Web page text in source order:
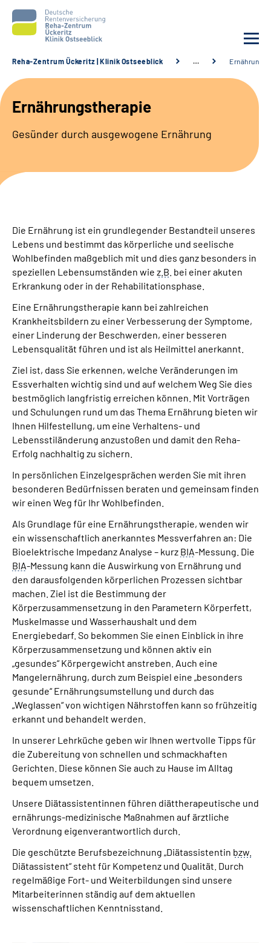
Unsere Klinik
Unsere Angebote
Suche
Leichte Sprache
Gebärdensprache
Reha-Zentrum Ückeritz | Klinik Ostseeblick …
Ernährungstherapie
Gesünder durch ausgewogene Ernährung
Die Ernährung ist ein grundlegender Bestandteil unseres
Lebens und bestimmt das körperliche und seelische
Wohlbefinden maßgeblich mit und dies ganz besonders in
speziellen Lebensumständen wie z.B . bei einer akuten
Erkrankung oder in der Rehabilitationsphase.
Eine Ernährungstherapie kann bei zahlreichen
Krankheitsbildern zu einer Verbesserung der Symptome,
einer Linderung der Beschwerden, einer besseren
Lebensqualität führen und ist als Heilmittel anerkannt.
Ziel ist, dass Sie erkennen, welche Veränderungen im
Essverhalten wichtig sind und auf welchem Weg Sie dies
bestmöglich langfristig erreichen können. Mit Vorträgen
und Schulungen rund um das Thema Ernährung bieten wir
Ihnen Hilfestellung, um eine Verhaltens- und
Lebensstiländerung anzustoßen und damit den Reha-
Erfolg nachhaltig zu sichern.
In persönlichen Einzelgesprächen werden Sie mit ihren
besonderen Bedürfnissen beraten und gemeinsam finden
wir einen Weg für Ihr Wohlbefinden.
Als Grundlage für eine Ernährungstherapie, wenden wir
ein wissenschaftlich anerkanntes Messverfahren an: Die
Bioelektrische Impedanz Analyse – kurz BIA-Messung. Die
BIA-Messung kann die Auswirkung von Ernährung und
den darausfolgenden körperlichen Prozessen sichtbar
machen. Ziel ist die Bestimmung der
Körperzusammensetzung in den Parametern Körperfett,
Muskelmasse und Wasserhaushalt und dem
Energiebedarf. So bekommen Sie einen Einblick in ihre
Körperzusammensetzung und können aktiv ein
„gesundes“ Körpergewicht anstreben. Auch eine
Mangelernährung, durch zum Beispiel eine „besonders
gesunde“ Ernährungsumstellung und durch das
„Weglassen“ von wichtigen Nährstoffen kann so frühzeitig
erkannt und behandelt werden.
In unserer Lehrküche geben wir Ihnen wertvolle Tipps für
die Zubereitung von schnellen und schmackhaften
Gerichten. Diese können Sie auch zu Hause im Alltag
bequem umsetzen.
Unsere Diätassistentinnen führen diättherapeutische und
ernährungs-medizinische Maßnahmen auf ärztliche
Verordnung eigenverantwortlich durch.
Die geschützte Berufsbezeichnung „Diätassistentin bzw.
Diätassistent“ steht für Kompetenz und Qualität. Durch
regelmäßige Fort- und Weiterbildungen sind unsere
Mitarbeiterinnen ständig auf dem aktuellen
wissenschaftlichen Kenntnisstand.